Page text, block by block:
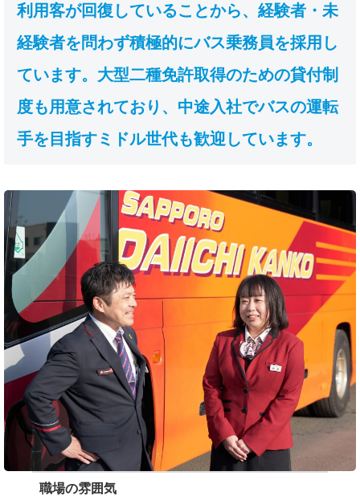
利用客が回復していることから、経験者・未
経験者を問わず積極的にバス乗務員を採用し
ています。大型二種免許取得のための貸付制
度も用意されており、中途入社でバスの運転
手を目指すミドル世代も歓迎しています。
職場の雰囲気